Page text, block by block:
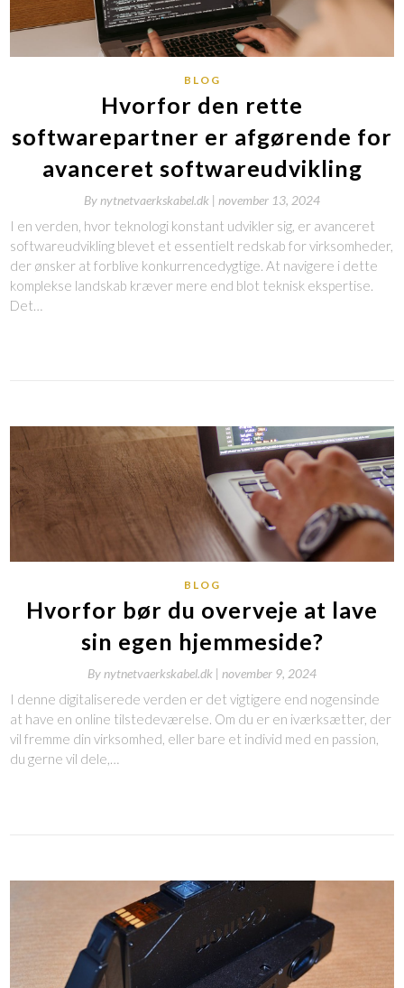
BLOG
Hvorfor den rette
softwarepartner er afgørende for
avanceret softwareudvikling
Bynytnetvaerkskabel.dk | november 13, 2024
I en verden, hvor teknologi konstant udvikler sig, er avanceret
softwareudvikling blevet et essentielt redskab for virksomheder,
der ønsker at forblive konkurrencedygtige. At navigere i dette
komplekse landskab kræver mere end blot teknisk ekspertise.
Det…
BLOG
Hvorfor bør du overveje at lave
sin egen hjemmeside?
Bynytnetvaerkskabel.dk | november 9, 2024
I denne digitaliserede verden er det vigtigere end nogensinde
at have en online tilstedeværelse. Om du er en iværksætter, der
vil fremme din virksomhed, eller bare et individ med en passion,
du gerne vil dele,…